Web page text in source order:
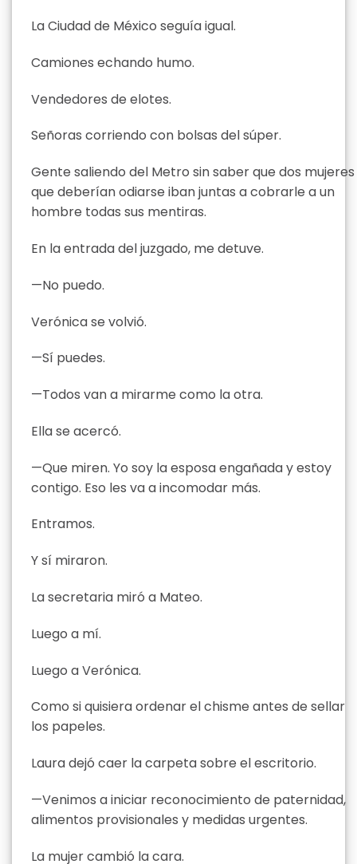
La Ciudad de México seguía igual.
Camiones echando humo.
Vendedores de elotes.
Señoras corriendo con bolsas del súper.
Gente saliendo del Metro sin saber que dos mujeres
que deberían odiarse iban juntas a cobrarle a un
hombre todas sus mentiras.
En la entrada del juzgado, me detuve.
—No puedo.
Verónica se volvió.
—Sí puedes.
—Todos van a mirarme como la otra.
Ella se acercó.
—Que miren. Yo soy la esposa engañada y estoy
contigo. Eso les va a incomodar más.
Entramos.
Y sí miraron.
La secretaria miró a Mateo.
Luego a mí.
Luego a Verónica.
Como si quisiera ordenar el chisme antes de sellar
los papeles.
Laura dejó caer la carpeta sobre el escritorio.
—Venimos a iniciar reconocimiento de paternidad,
alimentos provisionales y medidas urgentes.
La mujer cambió la cara.